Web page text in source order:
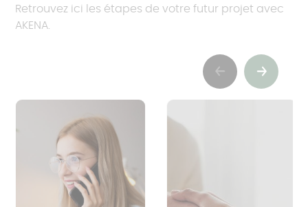
Retrouvez ici les étapes de votre futur projet avec
AKENA.
PreviousSuivant